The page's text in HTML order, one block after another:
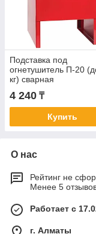
Подставка под
огнетушитель П-20
кг) сварная
(230×230×380мм.))
4 240 ₸
Купить
О нас
Рейтинг не
Менее 5
Работает с
г. Алматы